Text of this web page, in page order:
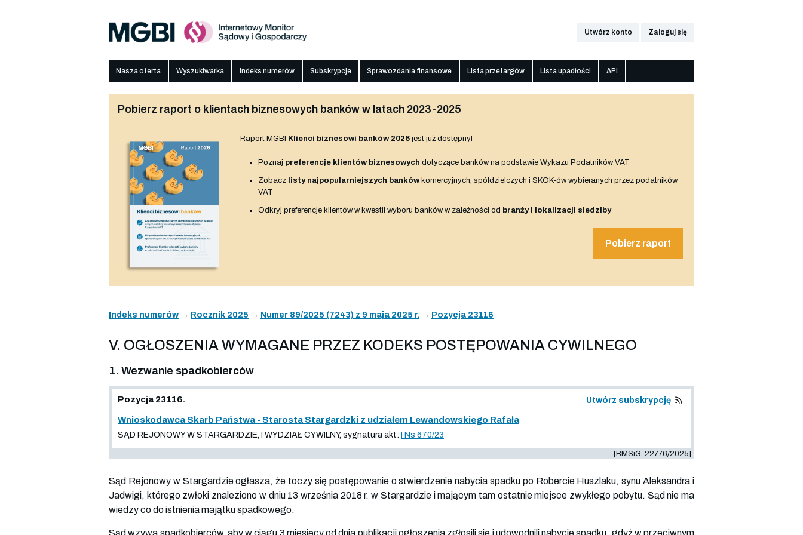
Utwórz konto Zaloguj się
Nasza oferta Wyszukiwarka Indeks numerów Subskrypcje Sprawozdania finansowe Lista przetargów Lista upadłości API
Pobierz raport o klientach biznesowych banków w latach 2023-2025
Raport MGBI Klienci biznesowi banków 2026 jest już dostępny!
Poznaj preferencje klientów biznesowych dotyczące banków na podstawie Wykazu Podatników VAT
Zobacz listy najpopularniejszych bankówkomercyjnych, spółdzielczych i SKOK-ów wybieranych przez podatników
VAT
Odkryj preferencje klientów w kwestii wyboru banków w zależności od branży i lokalizacji siedziby
Pobierz raport
Indeks numerów → Rocznik 2025 → Numer 89/2025 (7243) z 9 maja 2025 r. → Pozycja 23116
V. OGŁOSZENIA WYMAGANE PRZEZ KODEKS POSTĘPOWANIA CYWILNEGO
1. Wezwanie spadkobierców
Pozycja 23116. Utwórz subskrypcję
Wnioskodawca Skarb Państwa - Starosta Stargardzki z udziałem Lewandowskiego Rafała
SĄD REJONOWY W STARGARDZIE, I WYDZIAŁ CYWILNY, sygnatura akt: I Ns 670/23
[BMSiG-22776/2025]
Sąd Rejonowy w Stargardzie ogłasza, że toczy się postępowanie o stwierdzenie nabycia spadku po Robercie Huszlaku, synu Aleksandra i
Jadwigi, którego zwłoki znaleziono w dniu 13 września 2018 r. w Stargardzie i mającym tam ostatnie miejsce zwykłego pobytu. Sąd nie ma
wiedzy co do istnienia majątku spadkowego.
Sąd wzywa spadkobierców, aby w ciągu 3 miesięcy od dnia publikacji ogłoszenia zgłosili się i udowodnili nabycie spadku, gdyż w przeciwnym